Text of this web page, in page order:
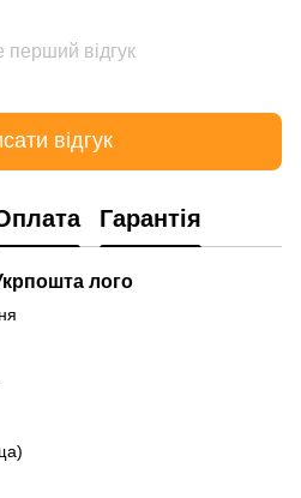
перший відгук
відгук
Гарантія